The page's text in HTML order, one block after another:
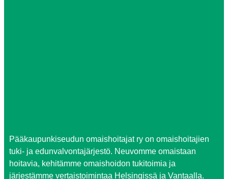
Pääkaupunkiseudun omaishoitajat ry on omaishoitajien
tuki- ja edunvalvontajärjestö. Neuvomme omaistaan
hoitavia, kehitämme omaishoidon tukitoimia ja
järjestämme vertaistoimintaa Helsingissä ja Vantaalla.